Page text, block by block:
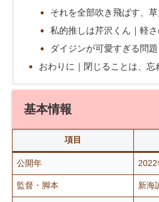
それを全部吹き飛ばす、
私的推しは芹沢くん｜軽
ダイジンが可愛すぎる問題
おわりに｜閉じることは、忘
基本情報
項目
公開年 2022
監督・脚本 新海